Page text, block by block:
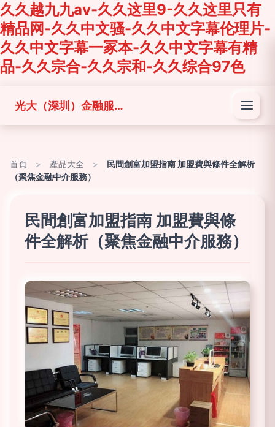
久久越九九av-久久这里9-久久这里只有
精品网-久久中文骚-久久中文字幕伦理片-
久久中文字幕一冢本-久久中文字幕有精
品-久久宗合-久久宗和-久久综合97色
光大（深圳）金融服務有限公司
首頁 > 產品大全 >
民間創富加盟指南 加盟費與條件全解析
（聚焦金融中介服務）
民間創富加盟指南 加盟費與條
件全解析（聚焦金融中介服務）